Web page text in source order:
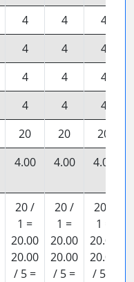
4 4
4
4 4
4
4 4
4
4 4
4
20 20
20
4.00 4.00 4.00
20 /
1 =
20.00
20.00
/ 5 =
20 /
1 =
20.00
20.00
/ 5 =
20 /
1 =
20.00
20.00
/ 5 =